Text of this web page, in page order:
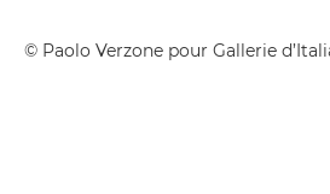
© Paolo Verzone pour Gallerie